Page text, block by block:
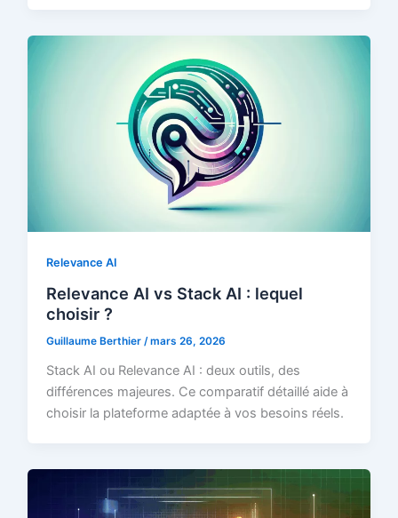
Relevance AI
Relevance AI vs Stack AI : lequel
choisir ?
Guillaume Berthier/mars 26, 2026
Stack AI ou Relevance AI : deux outils, des
différences majeures. Ce comparatif détaillé aide à
choisir la plateforme adaptée à vos besoins réels.